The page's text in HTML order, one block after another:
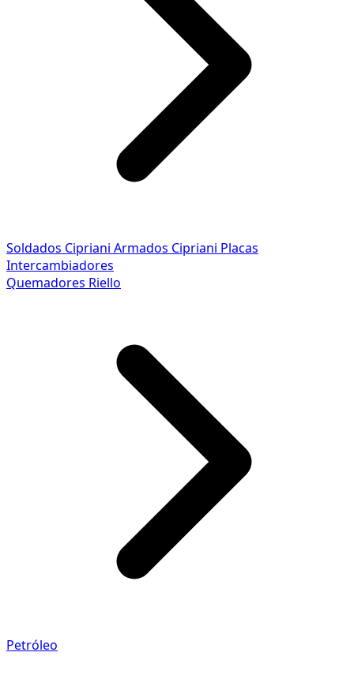
Soldados Cipriani Armados Cipriani Placas
Intercambiadores
Quemadores Riello
Petróleo